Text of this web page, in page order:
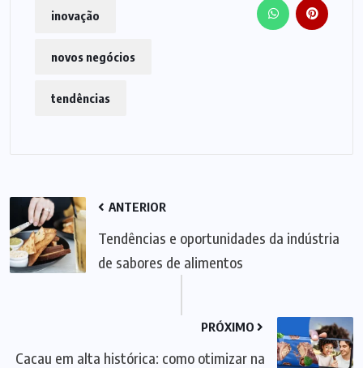
inovação
novos negócios
tendências
ANTERIOR
Tendências e oportunidades da indústria
de sabores de alimentos
PRÓXIMO
Cacau em alta histórica: como otimizar na